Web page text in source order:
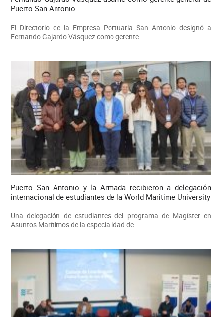
Puerto San Antonio
El Directorio de la Empresa Portuaria San Antonio designó a
Fernando Gajardo Vásquez como gerente...
Puerto San Antonio y la Armada recibieron a delegación
internacional de estudiantes de la World Maritime University
Una delegación de estudiantes del programa de Magíster en
Asuntos Marítimos de la especialidad de...